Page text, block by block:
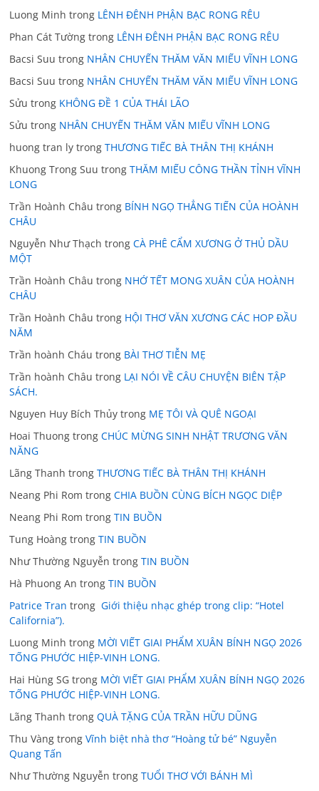
Luong Minh trong LÊNH ĐÊNH PHẬN BẠC RONG RÊU
Phan Cát Tường trong LÊNH ĐÊNH PHẬN BẠC RONG RÊU
Bacsi Suu trong NHÂN CHUYẾN THĂM VĂN MIẾU VĨNH LONG
Bacsi Suu trong NHÂN CHUYẾN THĂM VĂN MIẾU VĨNH LONG
Sửu trong KHÔNG ĐỀ 1 CỦA THÁI LÃO
Sửu trong NHÂN CHUYẾN THĂM VĂN MIẾU VĨNH LONG
huong tran ly trongTHƯƠNG TIẾC BÀ THÂN THỊ KHÁNH
Khuong Trong Suu trongTHĂM MIẾU CÔNG THẦN TỈNH VĨNH
LONG
Trần Hoành Châu trong BÍNH NGỌ THẲNG TIẾN CỦA HOÀNH
CHÂU
Nguyễn Như Thạch trongCÀ PHÊ CẨM XƯƠNG Ở THỦ DẦU
MỘT
Trần Hoành Châu trong NHỚ TẾT MONG XUÂN CỦA HOÀNH
CHÂU
Trần Hoành Châu trong HỘI THƠ VĂN XƯƠNG CÁC HOP ĐẦU
NĂM
Trần hoành Cháu trong BÀI THƠ TIỄN MẸ
Trần hoành Châu trong LẠI NÓI VỀ CÂU CHUYỆN BIÊN TẬP
SÁCH.
Nguyen Huy Bích Thủy trong MẸ TÔI VÀ QUÊ NGOẠI
Hoai Thuong trongCHÚC MỪNG SINH NHẬT TRƯƠNG VĂN
NĂNG
Lãng Thanh trongTHƯƠNG TIẾC BÀ THÂN THỊ KHÁNH
Neang Phi Rom trongCHIA BUỒN CÙNG BÍCH NGỌC DIỆP
Neang Phi Rom trongTIN BUỒN
Tung Hoàng trongTIN BUỒN
Như Thường Nguyễn trongTIN BUỒN
Hà Phuong An trongTIN BUỒN
Patrice Tran trong Giới thiệu nhạc ghép trong clip: “Hotel
California”).
Luong Minh trong MỜI VIẾT GIAI PHẨM XUÂN BÍNH NGỌ 2026
TỐNG PHƯỚC HIỆP-VINH LONG.
Hai Hùng SG trong MỜI VIẾT GIAI PHẨM XUÂN BÍNH NGỌ 2026
TỐNG PHƯỚC HIỆP-VINH LONG.
Lãng Thanh trongQUÀ TẶNG CỦA TRẦN HỮU DŨNG
Thu Vàng trongVĩnh biệt nhà thơ “Hoàng tử bé” Nguyễn
Quang Tấn
Như Thường Nguyễn trongTUỔI THƠ VỚI BÁNH MÌ